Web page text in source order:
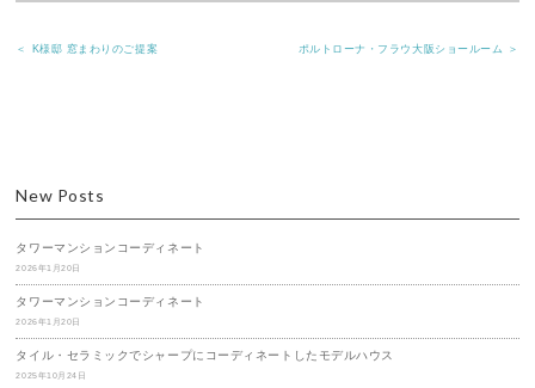
＜ K様邸 窓まわりのご提案 ポルトローナ・フラウ大阪ショールーム ＞
New Posts
タワーマンションコーディネート
2026年1月20日
タワーマンションコーディネート
2026年1月20日
タイル・セラミックでシャープにコーディネートしたモデルハウス
2025年10月24日